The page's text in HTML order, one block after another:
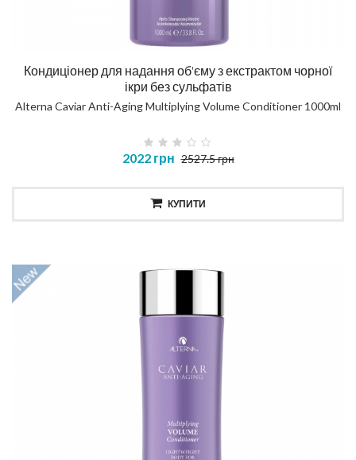
Кондиціонер для надання об'єму з екстрактом чорної
ікри без сульфатів
Alterna Caviar Anti-Aging Multiplying Volume Conditioner 1000ml
2022 грн 2527.5 грн
КУПИТИ